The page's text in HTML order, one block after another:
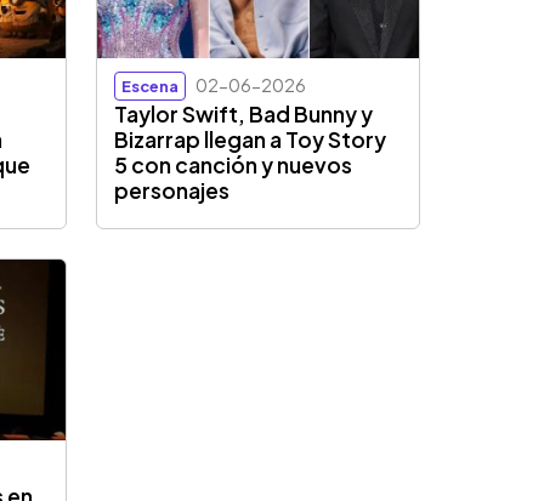
Escena 02-06-2026
Taylor Swift, Bad Bunny y
Bizarrap llegan a Toy Story
5 con canción y nuevos
personajes